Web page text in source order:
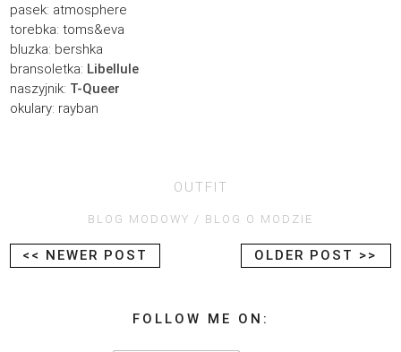
pasek: atmosphere
torebka: toms&eva
bluzka: bershka
bransoletka: Libellule
naszyjnik: T-Queer
okulary: rayban
OUTFIT
BLOG MODOWY BLOG O MODZIE
<< NEWER POST OLDER POST >>
FOLLOW ME ON: